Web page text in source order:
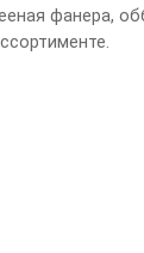
фанера,